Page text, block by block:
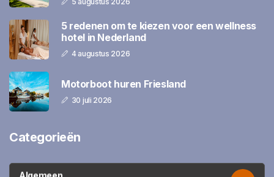
5 redenen om te kiezen voor een wellness
hotel in Nederland
4 augustus 2026
Motorboot huren Friesland
30 juli 2026
Categorieën